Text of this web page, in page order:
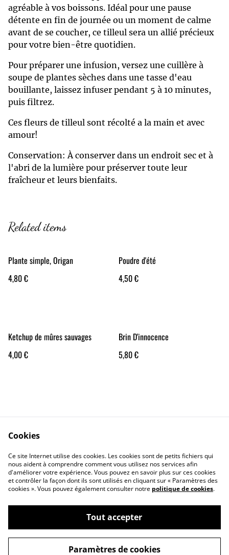
agréable à vos boissons. Idéal pour une pause
détente en fin de journée ou un moment de calme
avant de se coucher, ce tilleul sera un allié précieux
pour votre bien-être quotidien.
Pour préparer une infusion, versez une cuillère à
soupe de plantes sèches dans une tasse d'eau
bouillante, laissez infuser pendant 5 à 10 minutes,
puis filtrez.
Ces fleurs de tilleul sont récolté a la main et avec
amour!
Conservation: À conserver dans un endroit sec et à
l'abri de la lumière pour préserver toute leur
fraîcheur et leurs bienfaits.
Related items
Plante simple, Origan
4,80 €
Poudre d'été
4,50 €
Ketchup de mûres sauvages
4,00 €
Brin D'innocence
5,80 €
Privacy Policy
Cookie Policy
©2026Brin d'Ortie
Cookies
Ce site Internet utilise des cookies. Les cookies sont de petits fichiers qui
nous aident à comprendre comment vous utilisez nos services afin
d'améliorer votre expérience. Vous pouvez en savoir plus sur ces cookies
et contrôler la façon dont ils sont utilisés en cliquant sur « Paramètres des
cookies ». Vous pouvez également consulter notre politique de cookies.
Tout accepter
Paramètres de cookies